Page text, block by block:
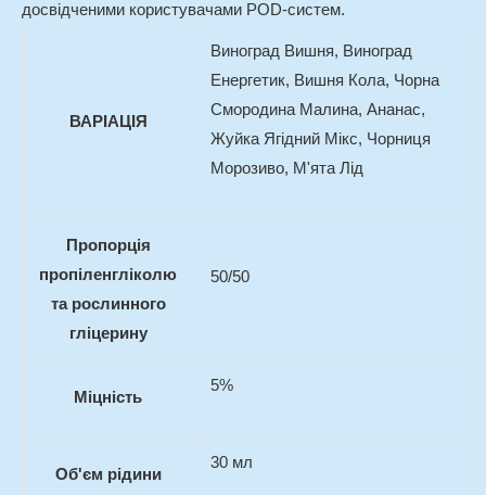
досвідченими користувачами POD-систем.
ВАРІАЦІЯ
Виноград Вишня, Виноград
Енергетик, Вишня Кола, Чорна
Смородина Малина, Ананас,
Жуйка Ягідний Мікс, Чорниця
Морозиво, М'ята Лід
Пропорція
пропіленгліколю
та рослинного
гліцерину
50/50
Міцність
5%
Об'єм рідини
30 мл